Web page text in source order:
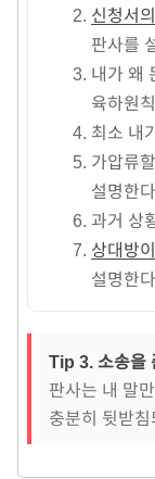
신청서
판사를
내가 왜
육하원
최소 내
가압류
설명한
과거 상
상대방
설명한
Tip 3. 소송을
판사는 내 말
충분히 뒷받